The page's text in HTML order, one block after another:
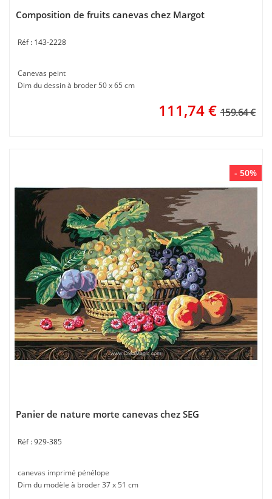
Composition de fruits canevas chez Margot
143-2228
Canevas peint
Dim du dessin à broder 50 x 65 cm
111,74€ 159.64 €
- 50%
Panier de nature morte canevas chez SEG
929-385
canevas imprimé pénélope
Dim du modèle à broder 37 x 51 cm